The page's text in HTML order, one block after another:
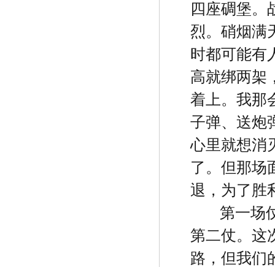
四座碉堡。
烈。硝烟满
时都可能有
高就绑两架
着上。我那
子弹、送炮
心里就想消
了。但那场
退，为了胜
第一场
第二仗。这
路，但我们